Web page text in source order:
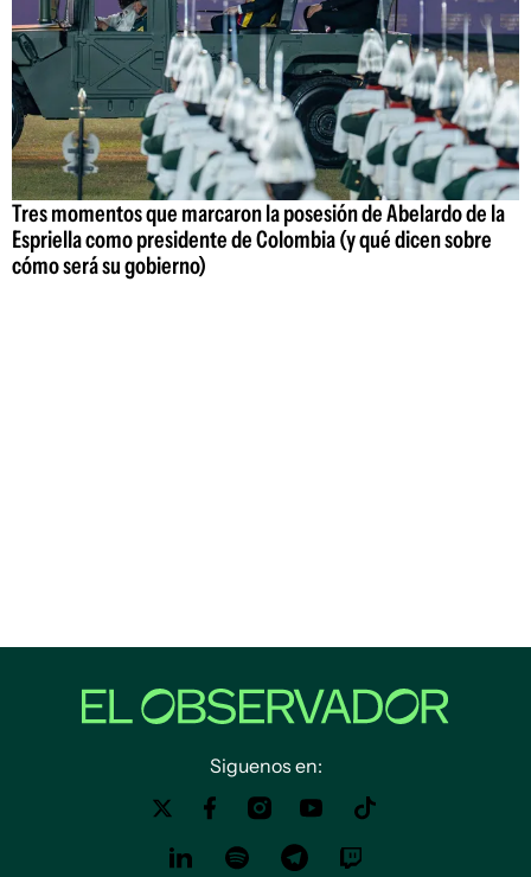
Tres momentos que marcaron la posesión de Abelardo de la
Espriella como presidente de Colombia (y qué dicen sobre
cómo será su gobierno)
Siguenos en: